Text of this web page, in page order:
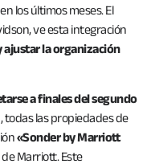
los últimos meses. El
ve esta integración
ajustar la organización
a finales del segundo
todas las propiedades de
«Sonder by Marriott
Marriott. Este